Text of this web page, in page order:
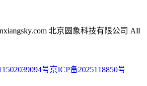
北京圆象科技有限公司 All
号京ICP备2025118850号